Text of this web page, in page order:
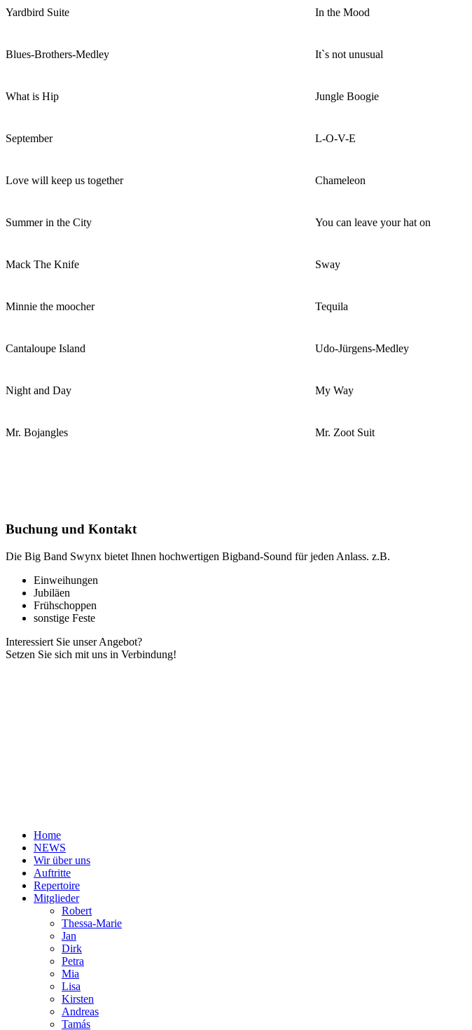
Yardbird Suite In the Mood
Blues-Brothers-Medley It`s not unusual
What is Hip Jungle Boogie
September L-O-V-E
Love will keep us together Chameleon
Summer in the City You can leave your hat on
Mack The Knife Sway
Minnie the moocher Tequila
Cantaloupe Island Udo-Jürgens-Medley
Night and Day My Way
Mr. Bojangles Mr. Zoot Suit
Buchung und Kontakt
Die Big Band Swynx bietet Ihnen hochwertigen Bigband-Sound für jeden Anlass. z.B.
Einweihungen
Jubiläen
Frühschoppen
sonstige Feste
Interessiert Sie unser Angebot?
Setzen Sie sich mit uns in Verbindung!
Home
NEWS
Wir über uns
Auftritte
Repertoire
Mitglieder
Robert
Thessa-Marie
Jan
Dirk
Petra
Mia
Lisa
Kirsten
Andreas
Tamás